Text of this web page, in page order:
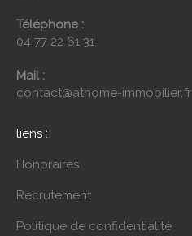
Téléphone :
04 77 22 61 31
Mail :
contact@athome-immobilier.fr
liens :
Honoraires
Recrutement
Politique de confidentialité